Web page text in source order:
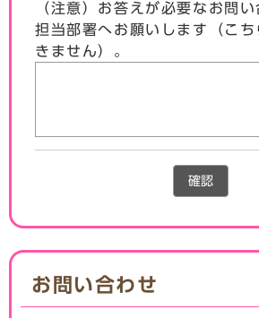
（注意）お答えが必要なお問
担当部署へお願いします（こ
きません）。
確認
お問い合わせ